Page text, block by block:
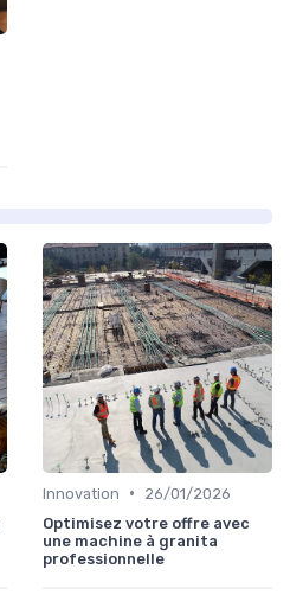
Innovation •
26/01/2026
Optimisez votre offre avec
une machine à granita
professionnelle